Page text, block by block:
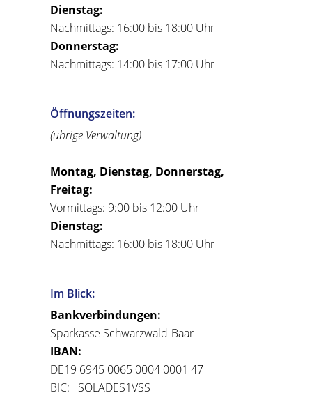
Dienstag:
Nachmittags: 16:00 bis 18:00 Uhr
Donnerstag:
Nachmittags: 14:00 bis 17:00 Uhr
Öffnungszeiten:
(übrige Verwaltung)
Montag, Dienstag, Donnerstag,
Freitag:
Vormittags: 9:00 bis 12:00 Uhr
Dienstag:
Nachmittags: 16:00 bis 18:00 Uhr
Im Blick:
Bankverbindungen:
Sparkasse Schwarzwald-Baar
IBAN:
DE19 6945 0065 0004 0001 47
BIC: SOLADES1VSS